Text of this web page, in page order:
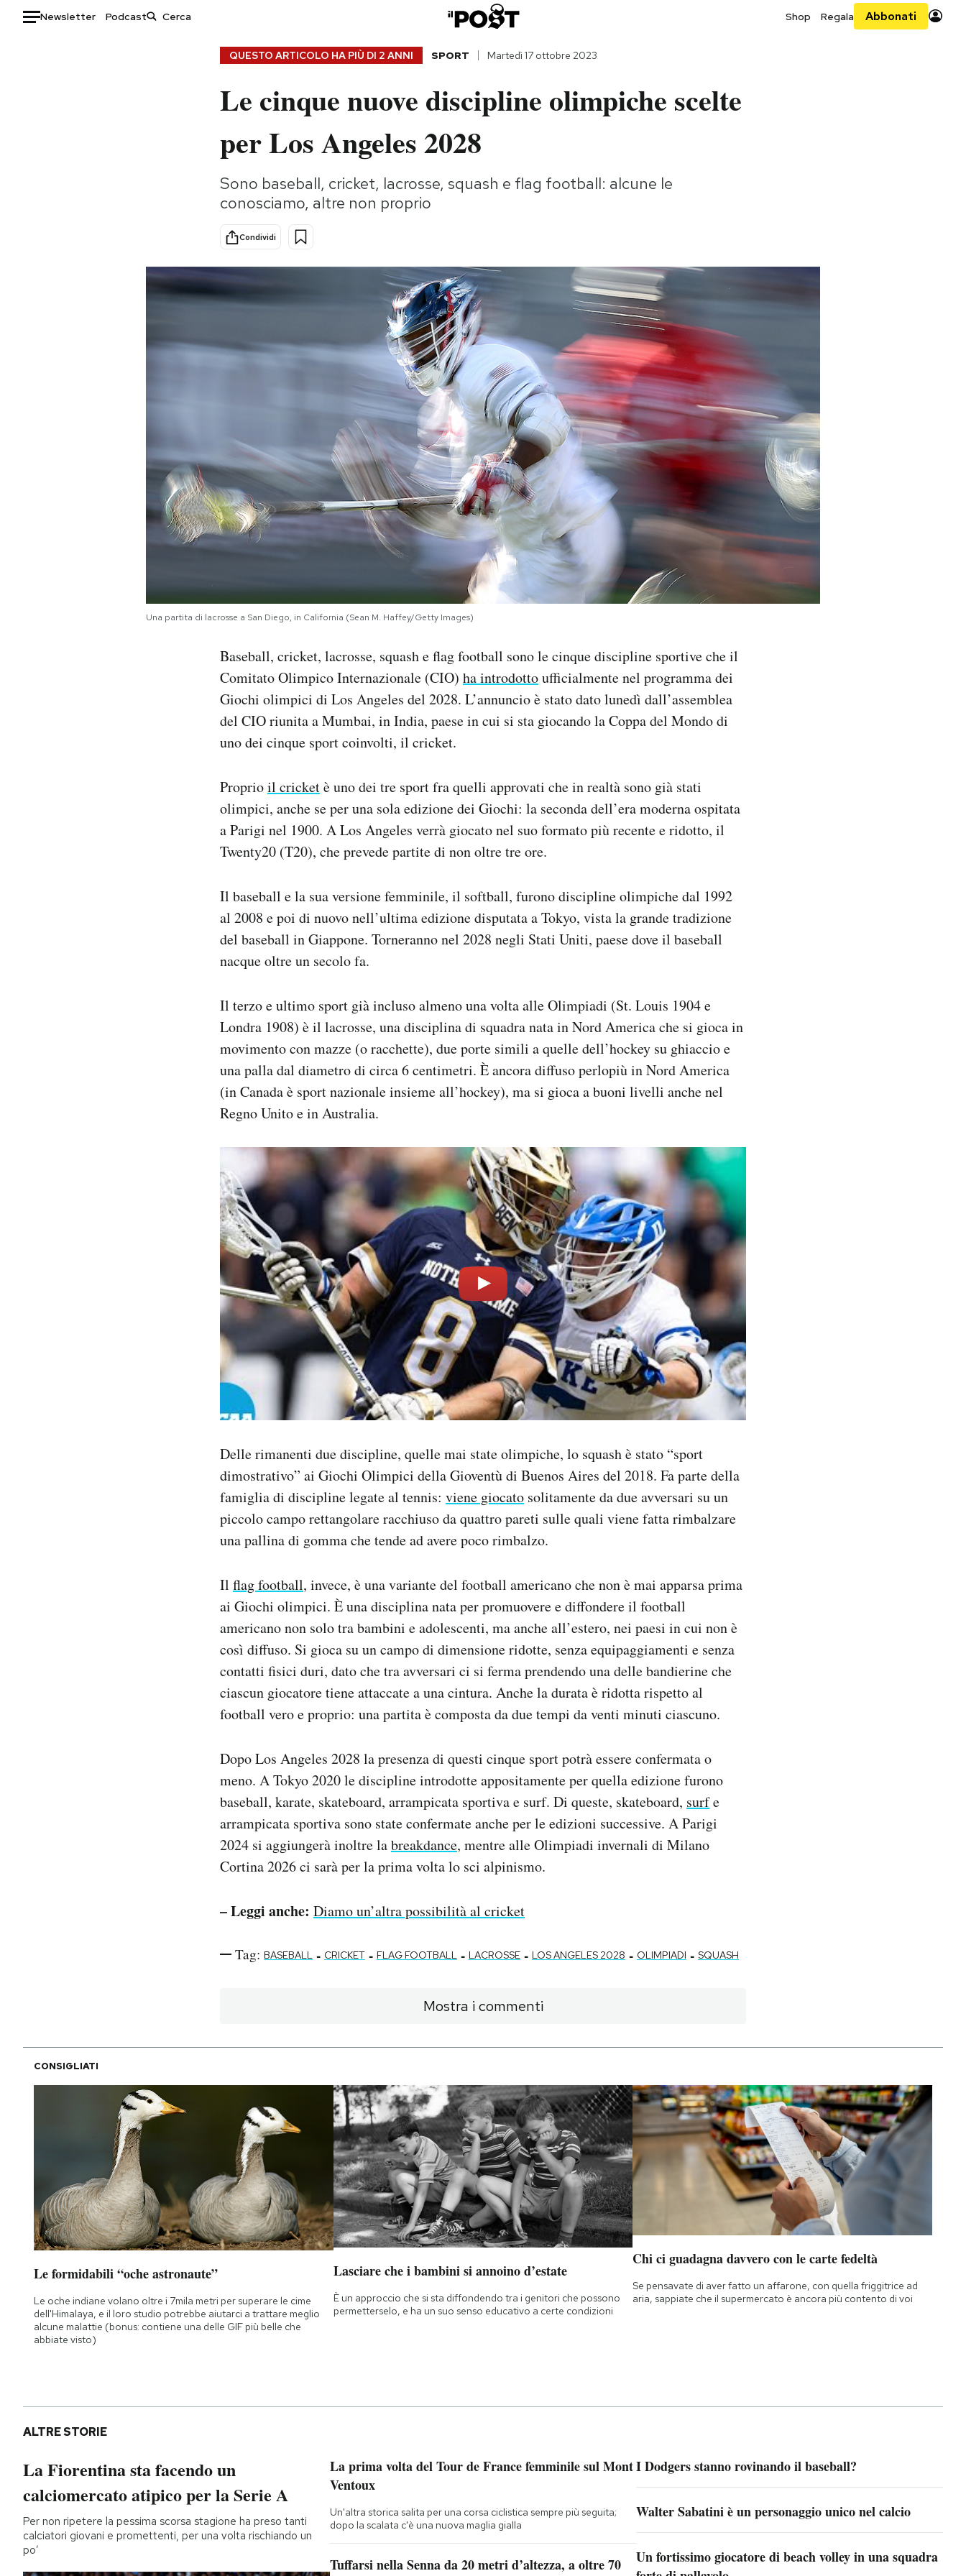
Newsletter Podcast Shop Regala Abbonati
Consumismi
Storie/Idee
Ok Boomer!
Altrecose
Mondiali calcio 2026
QUESTO ARTICOLO HA PIÙ DI 2 ANNI SPORT Martedì 17 ottobre 2023
Le cinque nuove discipline olimpiche scelte
per Los Angeles 2028
Sono baseball, cricket, lacrosse, squash e flag football: alcune le
conosciamo, altre non proprio
Condividi
Una partita di lacrosse a San Diego, in California (Sean M. Haffey/Getty Images)
Baseball, cricket, lacrosse, squash e flag football sono le cinque discipline sportive che il
Comitato Olimpico Internazionale (CIO) ha introdottoufficialmente nel programma dei
Giochi olimpici di Los Angeles del 2028. L’annuncio è stato dato lunedì dall’assemblea
del CIO riunita a Mumbai, in India, paese in cui si sta giocando la Coppa del Mondo di
uno dei cinque sport coinvolti, il cricket.
Proprioil cricketè uno dei tre sport fra quelli approvati che in realtà sono già stati
olimpici, anche se per una sola edizione dei Giochi: la seconda dell’era moderna ospitata
a Parigi nel 1900. A Los Angeles verrà giocato nel suo formato più recente e ridotto, il
Twenty20 (T20), che prevede partite di non oltre tre ore.
Il baseball e la sua versione femminile, il softball, furono discipline olimpiche dal 1992
al 2008 e poi di nuovo nell’ultima edizione disputata a Tokyo, vista la grande tradizione
del baseball in Giappone. Torneranno nel 2028 negli Stati Uniti, paese dove il baseball
nacque oltre un secolo fa.
Il terzo e ultimo sport già incluso almeno una volta alle Olimpiadi (St. Louis 1904 e
Londra 1908) è il lacrosse, una disciplina di squadra nata in Nord America che si gioca in
movimento con mazze (o racchette), due porte simili a quelle dell’hockey su ghiaccio e
una palla dal diametro di circa 6 centimetri. È ancora diffuso perlopiù in Nord America
(in Canada è sport nazionale insieme all’hockey), ma si gioca a buoni livelli anche nel
Regno Unito e in Australia.
Delle rimanenti due discipline, quelle mai state olimpiche, lo squash è stato “sport
dimostrativo” ai Giochi Olimpici della Gioventù di Buenos Aires del 2018. Fa parte della
famiglia di discipline legate al tennis: viene giocato solitamente da due avversari su un
piccolo campo rettangolare racchiuso da quattro pareti sulle quali viene fatta rimbalzare
una pallina di gomma che tende ad avere poco rimbalzo.
Il flag football, invece, è una variante del football americano che non è mai apparsa prima
ai Giochi olimpici. È una disciplina nata per promuovere e diffondere il football
americano non solo tra bambini e adolescenti, ma anche all’estero, nei paesi in cui non è
così diffuso. Si gioca su un campo di dimensione ridotte, senza equipaggiamenti e senza
contatti fisici duri, dato che tra avversari ci si ferma prendendo una delle bandierine che
ciascun giocatore tiene attaccate a una cintura. Anche la durata è ridotta rispetto al
football vero e proprio: una partita è composta da due tempi da venti minuti ciascuno.
Dopo Los Angeles 2028 la presenza di questi cinque sport potrà essere confermata o
meno. A Tokyo 2020 le discipline introdotte appositamente per quella edizione furono
baseball, karate, skateboard, arrampicata sportiva e surf. Di queste, skateboard, surfe
arrampicata sportiva sono state confermate anche per le edizioni successive. A Parigi
2024 si aggiungerà inoltre labreakdance, mentre alle Olimpiadi invernali di Milano
Cortina 2026 ci sarà per la prima volta lo sci alpinismo.
– Leggi anche: Diamo un’altra possibilità al cricket
Tag: BASEBALL - CRICKET - FLAG FOOTBALL - LACROSSE - LOS ANGELES 2028 - OLIMPIADI - SQUASH
Mostra i commenti
CONSIGLIATI
Le formidabili “oche astronaute”
Le oche indiane volano oltre i 7mila metri per superare le cime
dell'Himalaya, e il loro studio potrebbe aiutarci a trattare meglio
alcune malattie (bonus: contiene una delle GIF più belle che
abbiate visto)
Lasciare che i bambini si annoino d’estate
È un approccio che si sta diffondendo tra i genitori che possono
permetterselo, e ha un suo senso educativo a certe condizioni
Chi ci guadagna davvero con le carte fedeltà
Se pensavate di aver fatto un affarone, con quella friggitrice ad
aria, sappiate che il supermercato è ancora più contento di voi
ALTRE STORIE
La Fiorentina sta facendo un
calciomercato atipico per la Serie A
Per non ripetere la pessima scorsa stagione ha preso tanti
calciatori giovani e promettenti, per una volta rischiando un
po’
La prima volta del Tour de France femminile sul Mont
Ventoux
Un'altra storica salita per una corsa ciclistica sempre più seguita;
dopo la scalata c'è una nuova maglia gialla
Tuffarsi nella Senna da 20 metri d’altezza, a oltre 70
I Dodgers stanno rovinando il baseball?
Walter Sabatini è un personaggio unico nel calcio
Un fortissimo giocatore di beach volley in una squadra